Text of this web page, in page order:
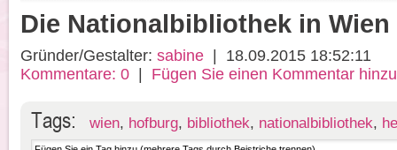
Die Nationalbibliothek in Wien
Gründer/Gestalter: sabine| 18.09.2015 18:52:11
Kommentare: 0| Fügen Sie einen Kommentar hinzu
Tags: wien, hofburg, bibliothek, nationalbibliothek,